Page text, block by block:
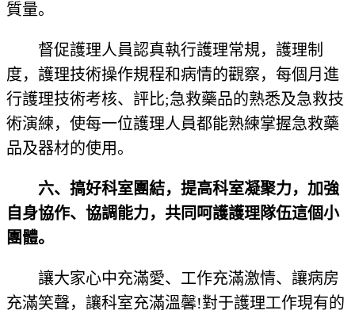
質量。
督促護理人員認真執行護理常規，護理制
度，護理技術操作規程和病情的觀察，每個月進
行護理技術考核、評比;急救藥品的熟悉及急救技
術演練，使每一位護理人員都能熟練掌握急救藥
品及器材的使用。
六、搞好科室團結，提高科室凝聚力，加強
自身協作、協調能力，共同呵護護理隊伍這個小
團體。
讓大家心中充滿愛、工作充滿激情、讓病房
充滿笑聲，讓科室充滿溫馨!對于護理工作現有的